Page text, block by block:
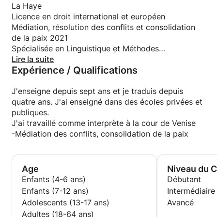
étrangère.
Mes cours s'appuient sur une méthode spécifique
que j'ai conçue pour faciliter et accélérer
l'apprentissage.
Mes cours sont disponibles en italien, anglais,
espagnol, français, hébreu, néerlandais et arabe.
COURS COLLECTIFS possibles !
À bientôt! :-)
d'articles médicaux et juridiques, de panneaux du
musée du verre de Venise et j'ai travaillé comme
interprète judiciaire.
Je suivrai de près tout votre parcours
d'apprentissage pour tirer le meilleur parti de vos
compétences !
C'est parce que j'aime apprendre de nouvelles
je suis devenu polyglotte (8 langues - italien,
anglais, espagnol, français, japonais, arabe, hébreu,
néerlandais) et j'ai imaginé une méthode pour vous
enseigner la langue que vous souhaitez apprendre !
aidant à tirer le meilleur parti d'eux-mêmes et à
réussir dans la langue qu'ils voulaient apprendre. Je
pense qu'il est très important de donner des cours
axés sur la personne, afin de pouvoir donner une
éducation sur mesure. De cette façon, il y a de la
place pour tous les aspects de l'apprentissage d'une
La Haye
Licence en droit international et européen
Médiation, résolution des conflits et consolidation
de la paix 2021
Spécialisée en Linguistique et Méthodes
d'Apprentissage des Langues 2020
Lire la suite
Expérience / Qualifications
J'enseigne depuis sept ans et je traduis depuis
quatre ans. J'ai enseigné dans des écoles privées et
publiques.
J'ai travaillé comme interprète à la cour de Venise
-Médiation des conflits, consolidation de la paix
Age
Enfants (4-6 ans)
Enfants (7-12 ans)
Adolescents (13-17 ans)
Adultes (18-64 ans)
Niveau du
Débutant
Intermédiaire
Avancé